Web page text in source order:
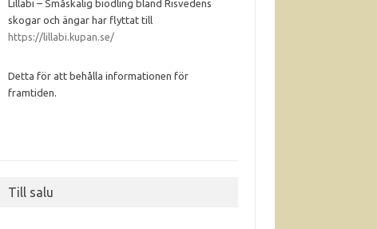
Lillabi – Småskalig biodling bland Risvedens
skogar och ängar har flyttat till
https://lillabi.kupan.se/
Detta för att behålla informationen för
framtiden.
Till salu